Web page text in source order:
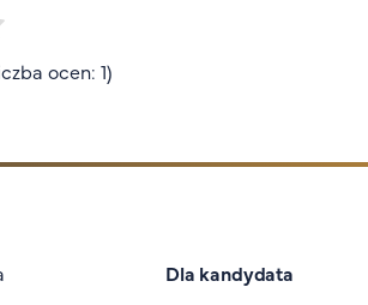
ocen: 1)
Dla kandydata